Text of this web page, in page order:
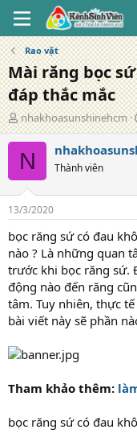
Rao vặt
Mài răng bọc
đáp thắc mắc
T
á
c
g
ả
nhakhoasunshinehcm
N Thành viên
13/3/2020
bọc răng sứ có đau
nào ? Là những quan
trước khi bọc răng sứ.
động nào đến răng
tâm. Tuy nhiên, thực
bài viết này sẽ phần
Tham khảo thêm:
bọc răng sứ có đau